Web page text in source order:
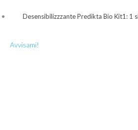
Desensibilizzzante Predikta Bio Kit1: 1
Avvisami!